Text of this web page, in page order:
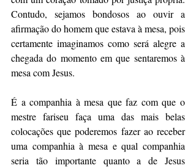
Contudo, sejamos bondosos ao ouvir a
afirmação do homem que estava à mesa, pois
certamente imaginamos como será alegre a
chegada do momento em que sentaremos à
mesa com Jesus.
É a companhia à mesa que faz com que o
mestre fariseu faça uma das mais belas
colocações que poderemos fazer ao receber
uma companhia à mesa e qual companhia
seria tão importante quanto a de Jesus